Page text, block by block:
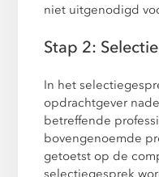
niet uitgenodigd
Stap 2:
In het
opdrachtgever
betreffende
bovengenoemde
getoetst op de